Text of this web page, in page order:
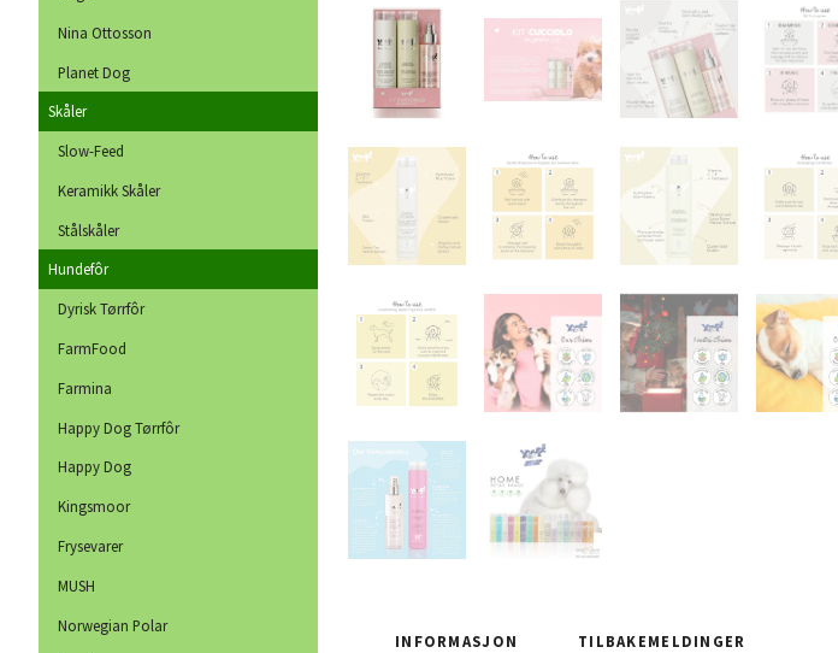
Nina Ottosson
Planet Dog
Skåler
Slow-Feed
Keramikk Skåler
Stålskåler
Hundefôr
Dyrisk Tørrfôr
FarmFood
Farmina
Happy Dog Tørrfôr
Happy Dog
Kingsmoor
Frysevarer
MUSH
Norwegian Polar
INFORMASJON TILBAKEMELDINGER